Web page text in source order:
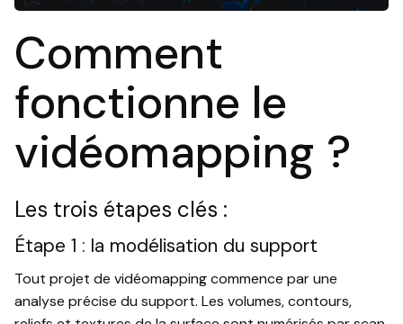
Comment
fonctionne le
vidéomapping ?
Les trois étapes clés :
Étape 1 : la modélisation du support
Tout projet de vidéomapping commence par une
analyse précise du support. Les volumes, contours,